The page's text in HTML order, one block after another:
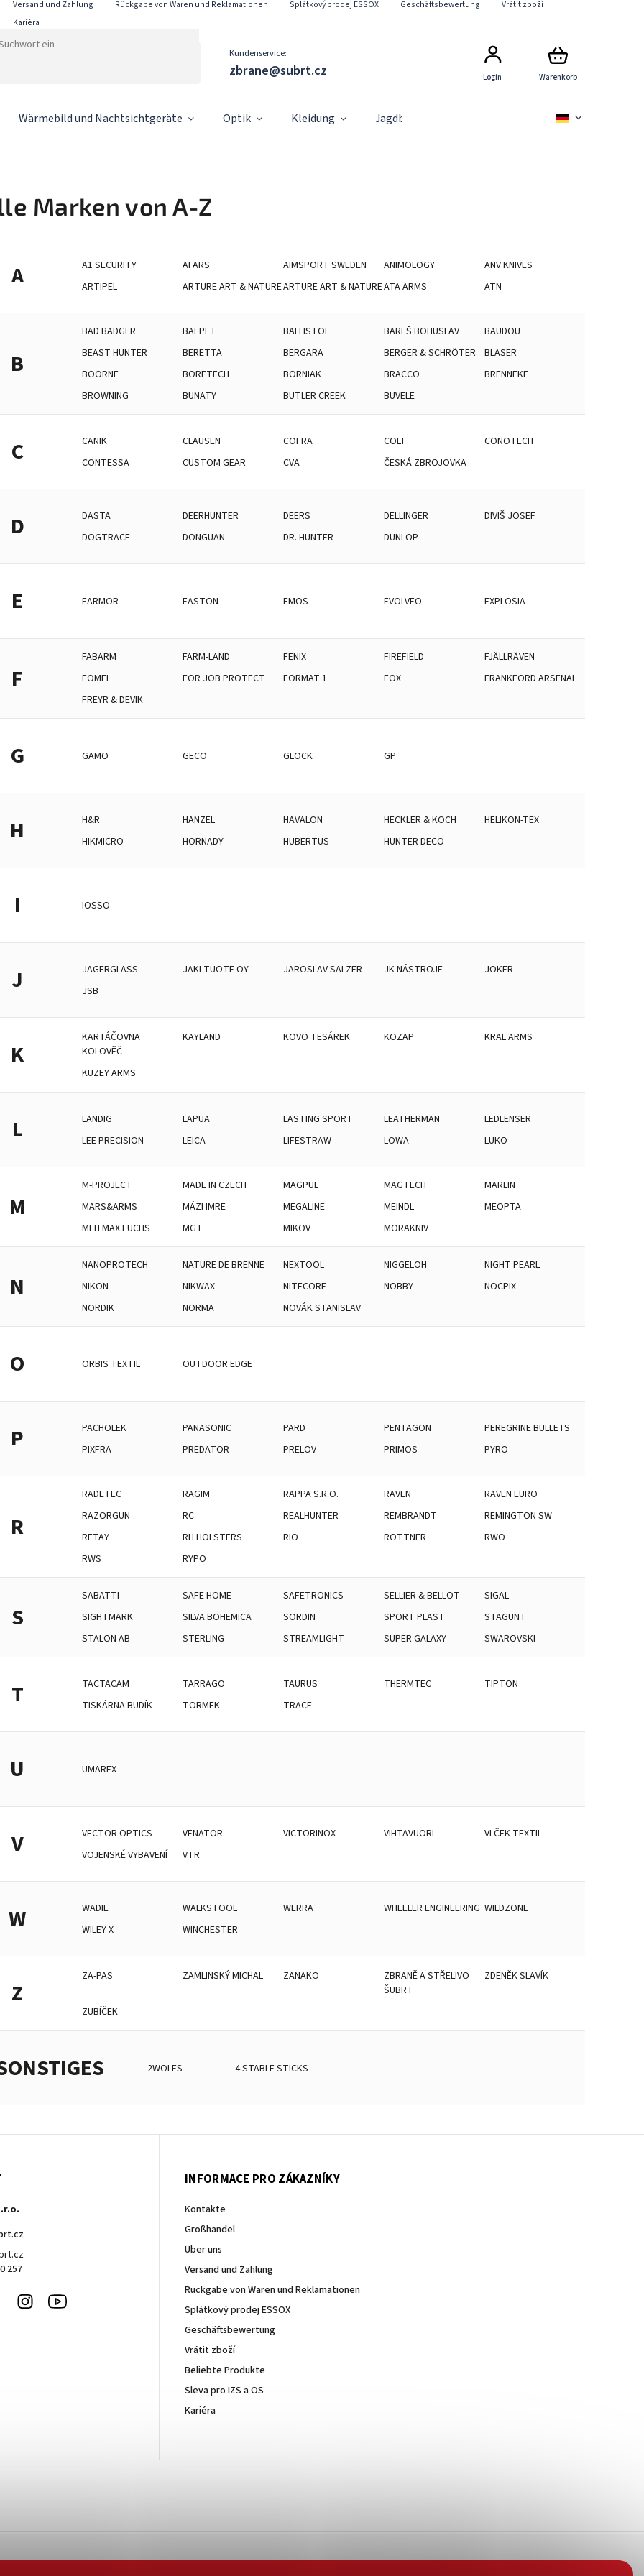
Versand und Zahlung Rückgabe von Waren und Reklamationen Splátkový prodej ESSOX Geschäftsbewertung
Vrátit zboží
Kariéra
Kundenservice:
zbrane@subrt.cz Warenkorb
Login
Wärmebild und Nachtsichtgeräte Optik Kleidung Jagdbedarf Neuigkeiten
Marken von A-Z
A A1 SECURITY AFARS AIMSPORT SWEDEN ANIMOLOGY
ANV KNIVES
ARTIPEL
ARTURE ART & NATUREARTURE ART & NATUREATA ARMS ATN
B
BAD BADGER BAFPET BALLISTOL BAREŠ BOHUSLAV
BAUDOU
BEAST HUNTER
BERETTA BERGARA BERGER & SCHRÖTER
BLASER
BOORNE
BORETECH BORNIAK BRACCO
BRENNEKE
BROWNING
BUNATY BUTLER CREEK BUVELE
C CANIK CLAUSEN COFRA COLT
CONOTECH
CONTESSA
CUSTOM GEAR CVA ČESKÁ ZBROJOVKA
D DASTA DEERHUNTER DEERS DELLINGER
DIVIŠ JOSEF
DOGTRACE
DONGUAN DR. HUNTER DUNLOP
E EARMOR EASTON EMOS EVOLVEO EXPLOSIA
F
FABARM FARM-LAND FENIX FIREFIELD
FJÄLLRÄVEN
FOMEI
FOR JOB PROTECT FORMAT 1 FOX
FRANKFORD ARSENAL
FREYR & DEVIK
G GAMO GECO GLOCK GP
H H&R HANZEL HAVALON HECKLER & KOCH
HELIKON-TEX
HIKMICRO
HORNADY HUBERTUS HUNTER DECO
I IOSSO
J JAGERGLASS JAKI TUOTE OY JAROSLAV SALZER JK NÁSTROJE
JOKER
JSB
K
KARTÁČOVNA
KOLOVĚČ
KAYLAND KOVO TESÁREK KOZAP KRAL ARMS
KUZEY ARMS
L LANDIG LAPUA LASTING SPORT LEATHERMAN
LEDLENSER
LEE PRECISION
LEICA LIFESTRAW LOWA LUKO
M
M-PROJECT MADE IN CZECH MAGPUL MAGTECH
MARLIN
MARS&ARMS
MÁZI IMRE MEGALINE MEINDL
MEOPTA
MFH MAX FUCHS
MGT MIKOV MORAKNIV
N
NANOPROTECH NATURE DE BRENNE NEXTOOL NIGGELOH
NIGHT PEARL
NIKON
NIKWAX NITECORE NOBBY
NOCPIX
NORDIK
NORMA NOVÁK STANISLAV
O ORBIS TEXTIL OUTDOOR EDGE
P PACHOLEK PANASONIC PARD PENTAGON
PEREGRINE BULLETS
PIXFRA
PREDATOR PRELOV PRIMOS PYRO
R
RADETEC RAGIM RAPPA S.R.O. RAVEN
RAVEN EURO
RAZORGUN
RC REALHUNTER REMBRANDT
REMINGTON SW
RETAY
RH HOLSTERS RIO ROTTNER
RWO
RWS
RYPO
S
SABATTI SAFE HOME SAFETRONICS SELLIER & BELLOT
SIGAL
SIGHTMARK
SILVA BOHEMICA SORDIN SPORT PLAST
STAGUNT
STALON AB
STERLING STREAMLIGHT SUPER GALAXY SWAROVSKI
T TACTACAM TARRAGO TAURUS THERMTEC
TIPTON
TISKÁRNA BUDÍK
TORMEK TRACE
U UMAREX
V VECTOR OPTICS VENATOR VICTORINOX VIHTAVUORI
VLČEK TEXTIL
VOJENSKÉ VYBAVENÍ
VTR
W WADIE WALKSTOOL WERRA WHEELER ENGINEERING WILDZONE
WILEY X
WINCHESTER
Z
ZA-PAS ZAMLINSKÝ MICHAL ZANAKO
ZBRANĚ A STŘELIVO
ŠUBRT
ZDENĚK SLAVÍK
ZUBÍČEK
2WOLFS 4 STABLE STICKS
257
Facebook Instagram
INFORMACE PRO ZÁKAZNÍKY
Kontakte
Großhandel
Über uns
Versand und Zahlung
Rückgabe von Waren und Reklamationen
Splátkový prodej ESSOX
Geschäftsbewertung
Vrátit zboží
Beliebte Produkte
Sleva pro IZS a OS
Kariéra